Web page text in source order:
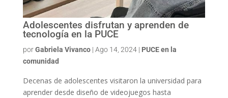
Adolescentes disfrutan y aprenden de
tecnología en la PUCE
porGabriela Vivanco| Ago 14, 2024| PUCE en la
comunidad
Decenas de adolescentes visitaron la universidad para
aprender desde diseño de videojuegos hasta